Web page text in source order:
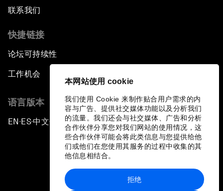
本网站使用 cookie
我们使用 Cookie 来制作贴合用户需求的内
容与广告、提供社交媒体功能以及分析我们
的流量。我们还会与社交媒体、广告和分析
合作伙伴分享您对我们网站的使用情况，这
些合作伙伴可能会将此类信息与您提供给他
们或他们在您使用其服务的过程中收集的其
他信息相结合。
拒绝
联系我们
快捷链接
论坛可持续性
工作机会
语言版本
EN ▪ES▪中文▪ 日本語